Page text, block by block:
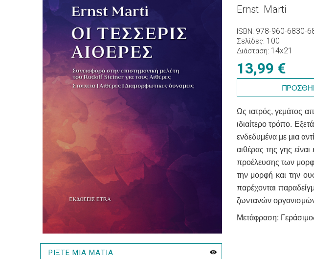
ΡΙΞΤΕ ΜΙΑ ΜΑΤΙΑ
Ernst Marti
ISBN 978-960-6830-
Σελίδες 100
Διάσταση 14x21
13,99 €
Ως ιατρός, γεμάτος
ιδιαίτερο τρόπο.
ενδεδυμένα με μια
αιθέρας της γης
προέλευσης των
την μορφή και την
παρέχονται
ζωντανών
Μετάφραση: